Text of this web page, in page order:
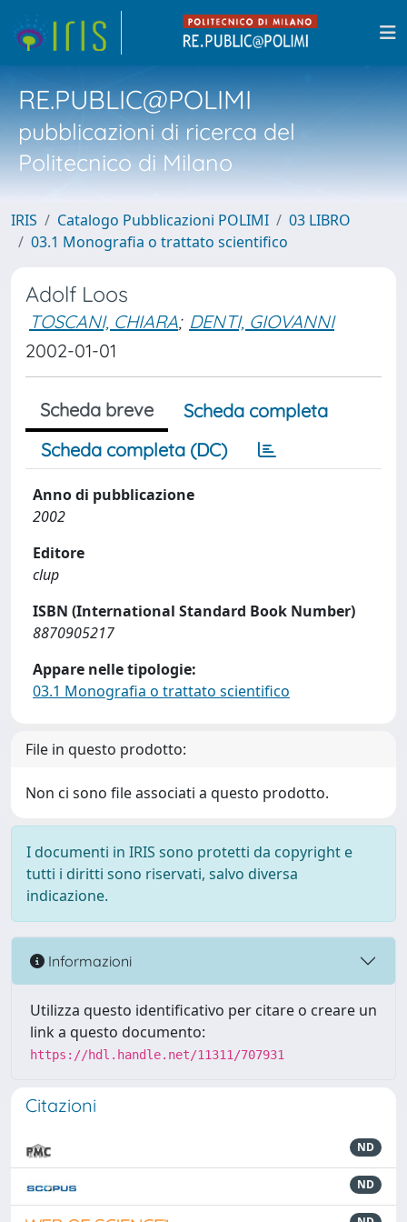
RE.PUBLIC@POLIMI
pubblicazioni di ricerca del
Politecnico di Milano
IRIS Catalogo Pubblicazioni POLIMI
03 LIBRO
03.1 Monografia o trattato scientifico
Adolf Loos
TOSCANI, CHIARA; DENTI, GIOVANNI
2002-01-01
Scheda breve
Scheda completa
Scheda completa (DC)
Anno di pubblicazione
2002
Editore
clup
ISBN (International Standard Book Number)
8870905217
Appare nelle tipologie:
03.1 Monografia o trattato scientifico
File in questo prodotto:
Non ci sono file associati a questo prodotto.
I documenti in IRIS sono protetti da copyright e
tutti i diritti sono riservati, salvo diversa
indicazione.
Informazioni
Utilizza questo identificativo per citare o creare un
link a questo documento:
https://hdl.handle.net/11311/707931
Citazioni
ND
ND